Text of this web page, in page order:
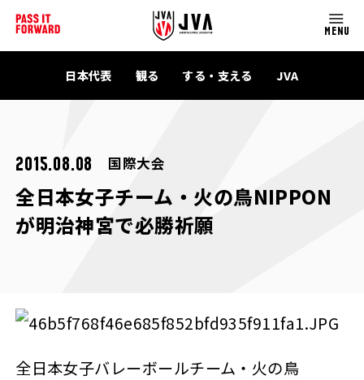
MENU
日本代表 観る する・支える JVA
2015.08.08 国際大会
全日本女子チーム・火の鳥NIPPON
が明治神宮で必勝祈願
全日本女子バレーボールチーム・火の鳥